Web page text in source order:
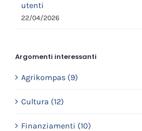
utenti
22/04/2026
Argomenti interessanti
Agrikompas (9)
Cultura (12)
Finanziamenti (10)